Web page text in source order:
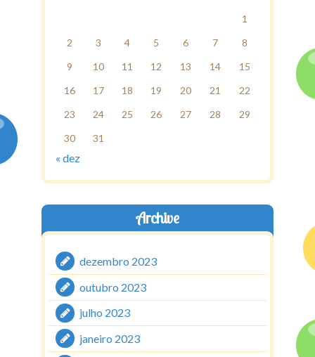
1
2
3 4 5 6 7
8
9
10 11 12 13 14
15
16
17 18 19 20 21
22
23
24 25 26 27 28
29
30
31
« dez
Archive
dezembro 2023
outubro 2023
julho 2023
janeiro 2023